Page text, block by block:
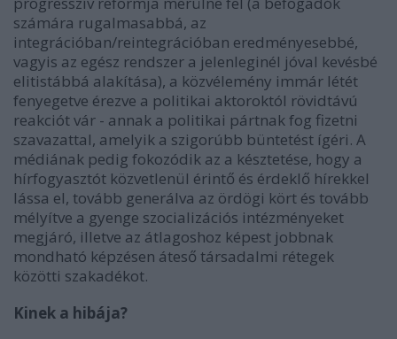
számára rugalmasabbá, az
integrációban/reintegrációban eredményesebbé,
vagyis az egész rendszer a jelenleginél jóval kevésbé
elitistábbá alakítása), a közvélemény immár létét
fenyegetve érezve a politikai aktoroktól rövidtávú
reakciót vár - annak a politikai pártnak fog fizetni
szavazattal, amelyik a szigorúbb büntetést ígéri. A
médiának pedig fokozódik az a késztetése, hogy a
hírfogyasztót közvetlenül érintő és érdeklő hírekkel
lássa el, tovább generálva az ördögi kört és tovább
mélyítve a gyenge szocializációs intézményeket
megjáró, illetve az átlagoshoz képest jobbnak
mondható képzésen áteső társadalmi rétegek
közötti szakadékot.
Kinek a hibája?